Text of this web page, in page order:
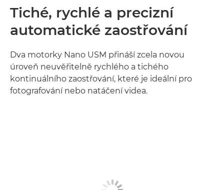
Tiché, rychlé a precizní
automatické zaostřování
Dva motorky Nano USM přináší zcela novou
úroveň neuvěřitelně rychlého a tichého
kontinuálního zaostřování, které je ideální pro
fotografování nebo natáčení videa.